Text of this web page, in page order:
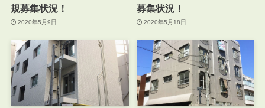
規募集状況！
2020年5月9日
募集状況！
2020年5月18日